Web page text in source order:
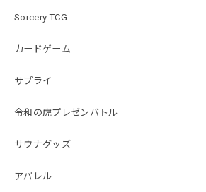
Sorcery TCG
カードゲーム
サプライ
令和の虎プレゼンバトル
サウナグッズ
アパレル